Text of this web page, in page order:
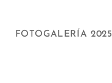
FOTOGALERÍA 2025